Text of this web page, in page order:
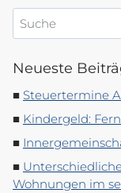
Suchen
Neueste
Steuertermine
Kindergeld:
Wohnungen im